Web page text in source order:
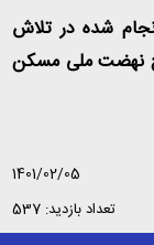
شده در تلاش
طرح نهضت ملی مسکن
1401/02/05
تعداد بازدید: 537